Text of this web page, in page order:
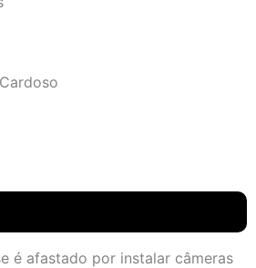
é afastado por instalar câmeras